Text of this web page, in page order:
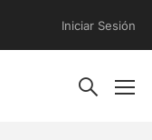
Iniciar Sesión